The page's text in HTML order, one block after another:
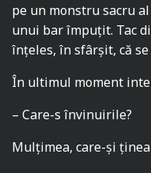
pe un monstru sacru
unui bar împuțit. Tac
înțeles, în sfârșit, că
În ultimul moment
– Care-s învinuirile?
Mulțimea, care-și